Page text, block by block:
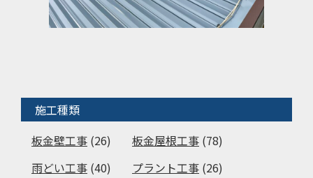
施工種類
板金壁工事 (26) 板金屋根工事 (78)
雨どい工事 (40) プラント工事 (26)